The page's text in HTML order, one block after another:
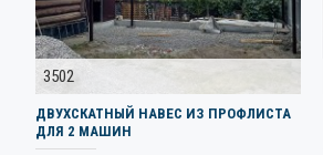
3502
ДВУХСКАТНЫЙ НАВЕС ИЗ ПРОФЛИСТА
ДЛЯ 2 МАШИН